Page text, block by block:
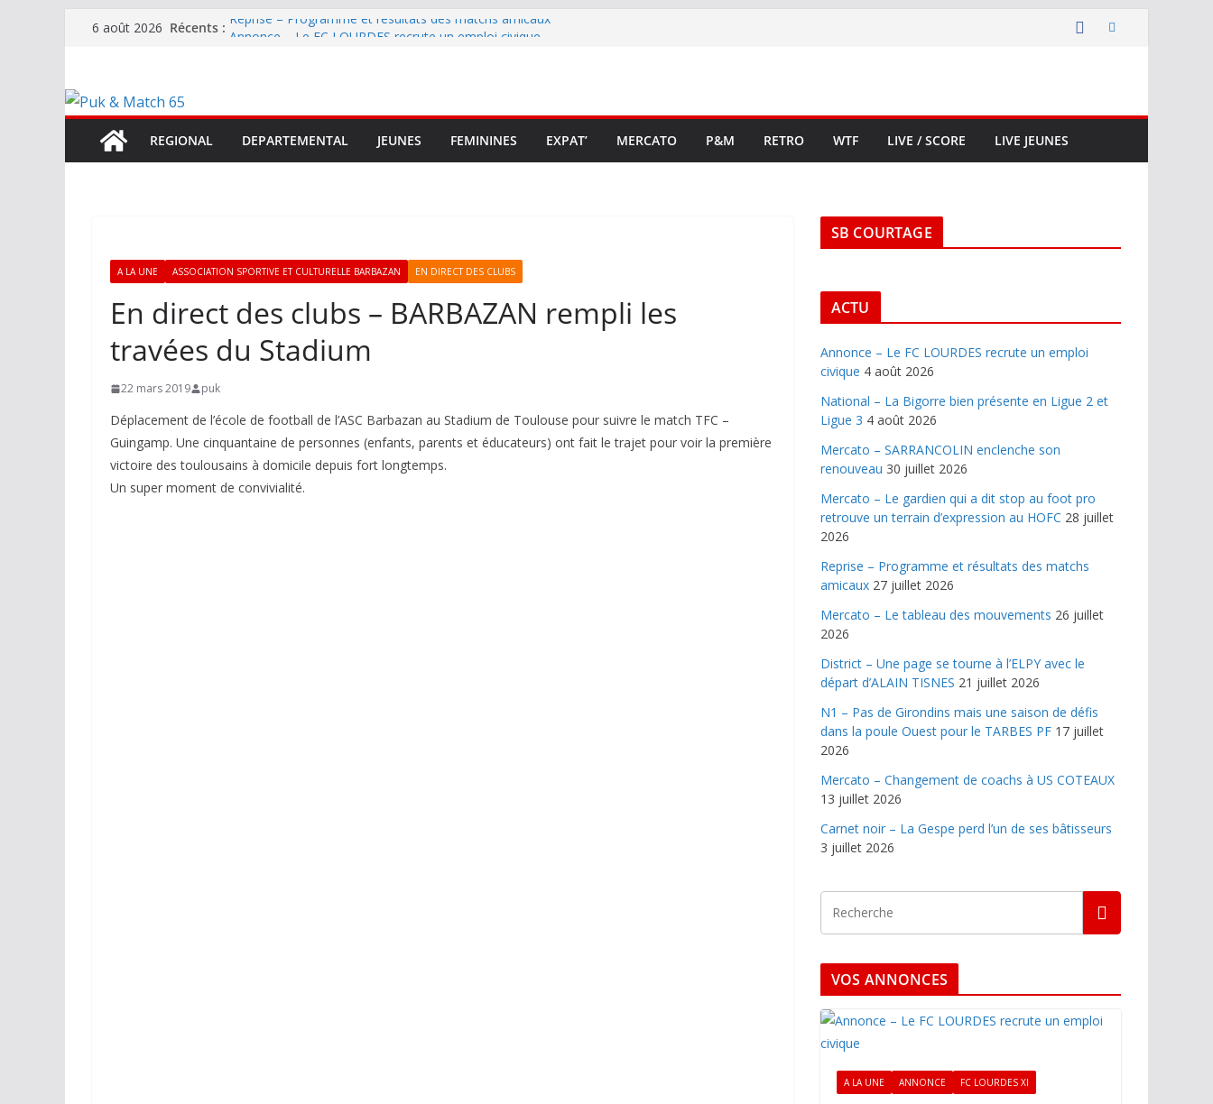
Passer6 août 2026 Récents : Reprise – Programme et résultats des matchs amicaux
terrain d’expression au HOFC
REGIONAL
DEPARTEMENTAL JEUNES FEMININES EXPAT’ MERCATO P&M RETRO WTF LIVE / SCORE LIVE JEUNES
A LA UNE ASSOCIATION SPORTIVE ET CULTURELLE BARBAZAN EN DIRECT DES CLUBS
En direct des clubs – BARBAZAN rempli les
travées du Stadium
22 mars 2019 puk
Déplacement de l’école de football de l’ASC Barbazan au Stadium de Toulouse pour suivre le match TFC –
Guingamp. Une cinquantaine de personnes (enfants, parents et éducateurs) ont fait le trajet pour voir la première
victoire des toulousains à domicile depuis fort longtemps.
Un super moment de convivialité.
SB COURTAGE
ACTU
Annonce – Le FC LOURDES recrute un emploi
civique 4 août 2026
National – La Bigorre bien présente en Ligue 2 et
Ligue 3 4 août 2026
Mercato – SARRANCOLIN enclenche son
renouveau 30 juillet 2026
Mercato – Le gardien qui a dit stop au foot pro
retrouve un terrain d’expression au HOFC 28 juillet
2026
Reprise – Programme et résultats des matchs
amicaux 27 juillet 2026
Mercato – Le tableau des mouvements 26 juillet
2026
District – Une page se tourne à l’ELPY avec le
départ d’ALAIN TISNES 21 juillet 2026
N1 – Pas de Girondins mais une saison de défis
dans la poule Ouest pour le TARBES PF 17 juillet
2026
Mercato – Changement de coachs à US COTEAUX
13 juillet 2026
Carnet noir – La Gespe perd l’un de ses bâtisseurs
3 juillet 2026
VOS ANNONCES
A LA UNE ANNONCE FC LOURDES XI